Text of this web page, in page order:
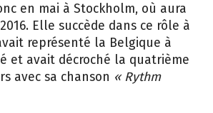
en mai à Stockholm, où aura
Elle succède dans ce rôle à
représenté la Belgique à
et avait décroché la quatrième
avec sa chanson « Rythm